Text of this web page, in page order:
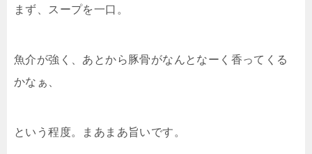
まず、スープを一口。
魚介が強く、あとから豚骨がなんとなーく香ってくる
かなぁ、
という程度。まあまあ旨いです。